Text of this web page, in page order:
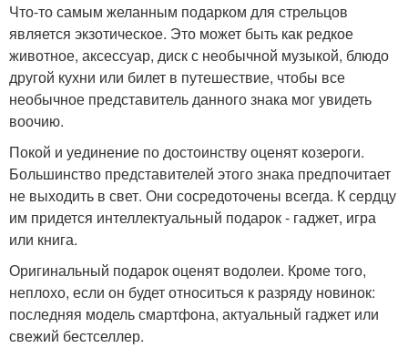
Что-то самым желанным подарком для стрельцов
является экзотическое. Это может быть как редкое
животное, аксессуар, диск с необычной музыкой, блюдо
другой кухни или билет в путешествие, чтобы все
необычное представитель данного знака мог увидеть
воочию.
Покой и уединение по достоинству оценят козероги.
Большинство представителей этого знака предпочитает
не выходить в свет. Они сосредоточены всегда. К сердцу
им придется интеллектуальный подарок - гаджет, игра
или книга.
Оригинальный подарок оценят водолеи. Кроме того,
неплохо, если он будет относиться к разряду новинок:
последняя модель смартфона, актуальный гаджет или
свежий бестселлер.